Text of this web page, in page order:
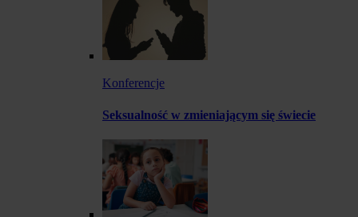
Konferencje
Seksualność w zmieniającym się świecie